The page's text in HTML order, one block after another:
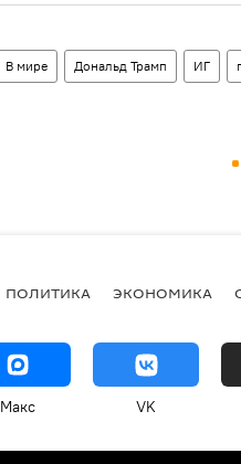
В мире Дональд Трамп ИГ
ПОЛИТИКА ЭКОНОМИКА
Макс VK